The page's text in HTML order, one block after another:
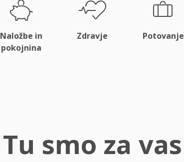
Naložbe in
pokojnina
Zdravje Potovanje
Tu smo za vas